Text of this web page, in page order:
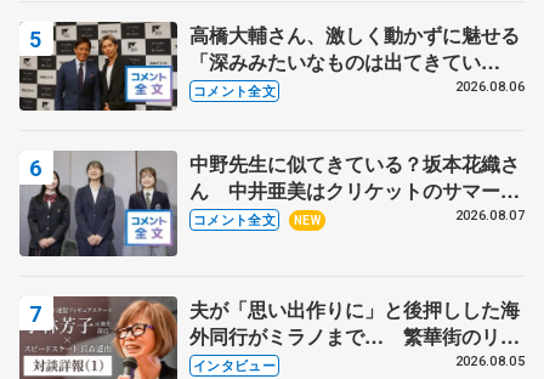
高橋大輔さん、激しく動かずに魅せる
「深みみたいなものは出てきてい
る？」 〝兄さん〟と慕うレジェンド
コメント全文 2026.08.06
中野先生に似てきている？坂本花織さ
ん 中井亜美はクリケットのサマーキ
ャンプに 島田麻央はたくさん試合に
コメント全文 NEW 2026.08.07
夫が「思い出作りに」と後押しした海
外同行がミラノまで… 繁華街のリン
クでは不良のお兄さんも味方に 小林
インタビュー 2026.08.05